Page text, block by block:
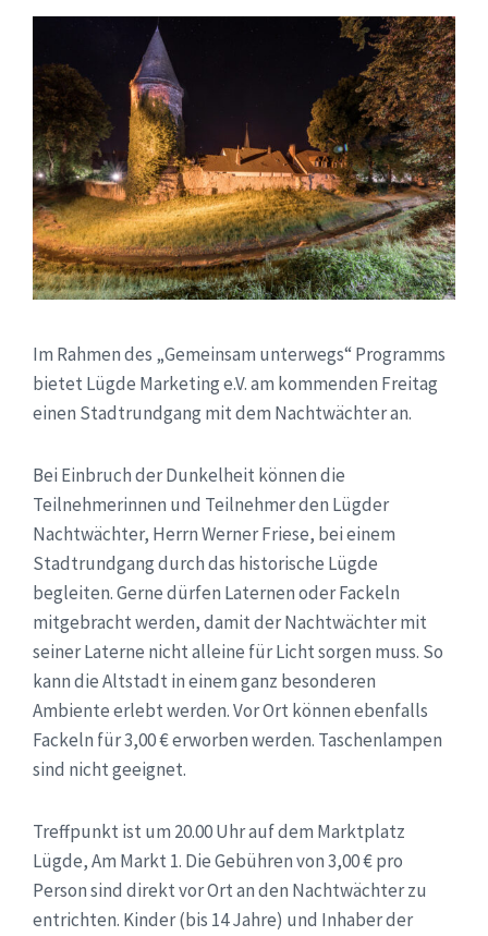
Im Rahmen des „Gemeinsam unterwegs“ Programms
bietet Lügde Marketing e.V. am kommenden Freitag
einen Stadtrundgang mit dem Nachtwächter an.
Bei Einbruch der Dunkelheit können die
Teilnehmerinnen und Teilnehmer den Lügder
Nachtwächter, Herrn Werner Friese, bei einem
Stadtrundgang durch das historische Lügde
begleiten. Gerne dürfen Laternen oder Fackeln
mitgebracht werden, damit der Nachtwächter mit
seiner Laterne nicht alleine für Licht sorgen muss. So
kann die Altstadt in einem ganz besonderen
Ambiente erlebt werden. Vor Ort können ebenfalls
Fackeln für 3,00 € erworben werden. Taschenlampen
sind nicht geeignet.
Treffpunkt ist um 20.00 Uhr auf dem Marktplatz
Lügde, Am Markt 1. Die Gebühren von 3,00 € pro
Person sind direkt vor Ort an den Nachtwächter zu
entrichten. Kinder (bis 14 Jahre) und Inhaber der